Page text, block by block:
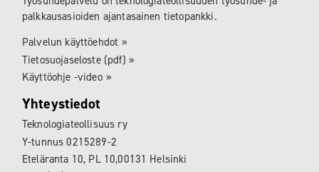
palkkausasioiden ajantasainen tietopankki.
Palvelun käyttöehdot
Tietosuojaseloste (pdf)
Käyttöohje -video
Yhteystiedot
Teknologiateollisuus ry
Y-tunnus 0215289-2
Eteläranta 10, PL 10,00131 Helsinki